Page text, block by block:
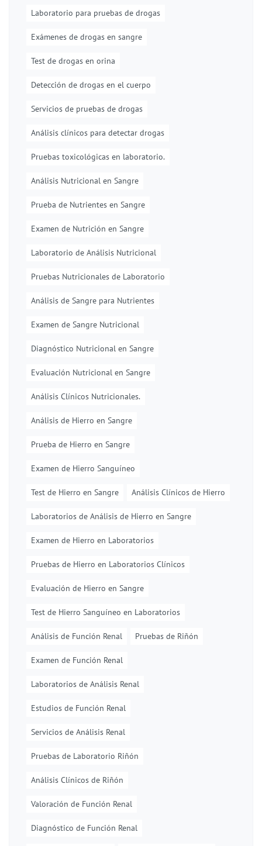
Laboratorio para pruebas de drogas
Exámenes de drogas en sangre
Test de drogas en orina
Detección de drogas en el cuerpo
Servicios de pruebas de drogas
Análisis clínicos para detectar drogas
Pruebas toxicológicas en laboratorio.
Análisis Nutricional en Sangre
Prueba de Nutrientes en Sangre
Examen de Nutrición en Sangre
Laboratorio de Análisis Nutricional
Pruebas Nutricionales de Laboratorio
Análisis de Sangre para Nutrientes
Examen de Sangre Nutricional
Diagnóstico Nutricional en Sangre
Evaluación Nutricional en Sangre
Análisis Clínicos Nutricionales.
Análisis de Hierro en Sangre
Prueba de Hierro en Sangre
Examen de Hierro Sanguíneo
Test de Hierro en Sangre Análisis Clínicos de Hierro
Laboratorios de Análisis de Hierro en Sangre
Examen de Hierro en Laboratorios
Pruebas de Hierro en Laboratorios Clínicos
Evaluación de Hierro en Sangre
Test de Hierro Sanguíneo en Laboratorios
Análisis de Función Renal Pruebas de Riñón
Examen de Función Renal
Laboratorios de Análisis Renal
Estudios de Función Renal
Servicios de Análisis Renal
Pruebas de Laboratorio Riñón
Análisis Clínicos de Riñón
Valoración de Función Renal
Diagnóstico de Función Renal